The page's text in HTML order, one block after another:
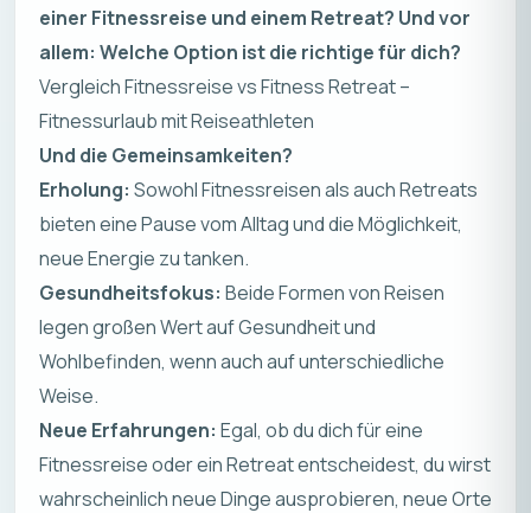
einer Fitnessreise und einem Retreat? Und vor
allem: Welche Option ist die richtige für dich?
Vergleich Fitnessreise vs Fitness Retreat –
Fitnessurlaub mit Reiseathleten
Und die Gemeinsamkeiten?
Erholung: Sowohl Fitnessreisen als auch Retreats
bieten eine Pause vom Alltag und die Möglichkeit,
neue Energie zu tanken.
Gesundheitsfokus: Beide Formen von Reisen
legen großen Wert auf Gesundheit und
Wohlbefinden, wenn auch auf unterschiedliche
Weise.
Neue Erfahrungen: Egal, ob du dich für eine
Fitnessreise oder ein Retreat entscheidest, du wirst
wahrscheinlich neue Dinge ausprobieren, neue Orte